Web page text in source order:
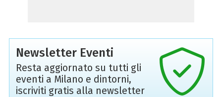
Newsletter Eventi
Resta aggiornato su tutti gli
eventi a Milano e dintorni,
iscriviti gratis alla newsletter